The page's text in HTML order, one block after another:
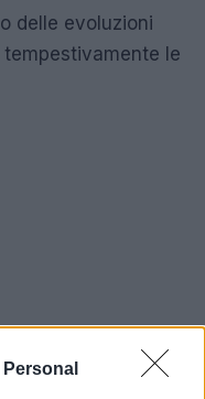
delle evoluzioni
le